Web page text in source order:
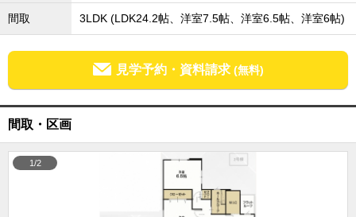
間取 3LDK (LDK24.2帖、洋室7.5帖、洋室6.5帖、洋室6帖)
見学予約・資料請求 (無料)
間取・区画
1/2
千葉市エリアのマンション
千葉市エリアの土地
外房エリアの新築一戸建
外房エリアの土地
内房エリア
内房エリアの新築一戸建
内房エリアの中古一戸建